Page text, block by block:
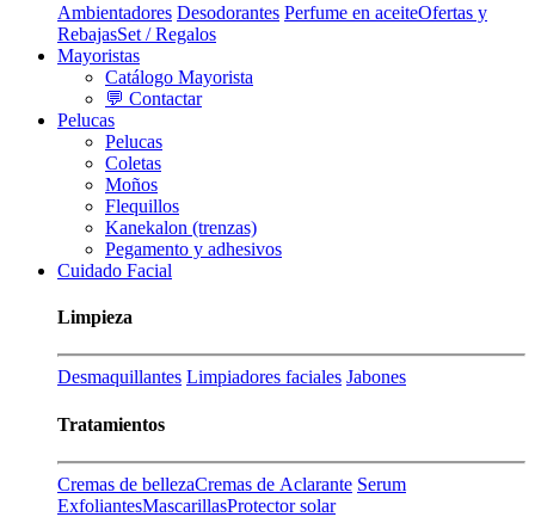
Ambientadores Desodorantes Perfume en aceiteOfertas y
RebajasSet / Regalos
Mayoristas
Catálogo Mayorista
💬 Contactar
Pelucas
Pelucas
Coletas
Moños
Flequillos
Kanekalon (trenzas)
Pegamento y adhesivos
Cuidado Facial
Limpieza
Desmaquillantes Limpiadores faciales Jabones
Tratamientos
Cremas de bellezaCremas de Aclarante Serum
ExfoliantesMascarillasProtector solar